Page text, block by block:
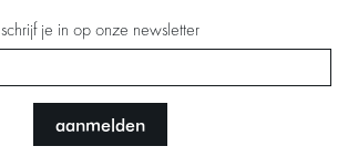
schrijf je in op onze newsletter
aanmelden